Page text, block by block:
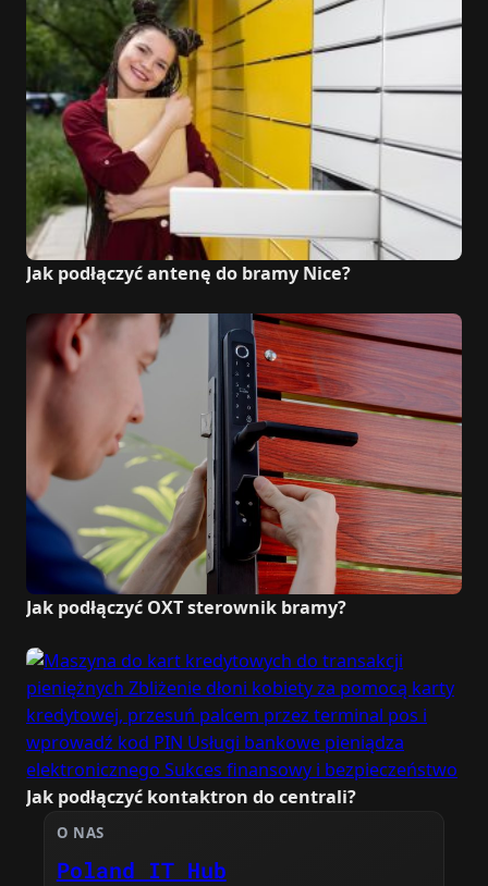
Jak podłączyć antenę do bramy Nice?
Jak podłączyć OXT sterownik bramy?
Jak podłączyć kontaktron do centrali?
O NAS
Poland IT Hub